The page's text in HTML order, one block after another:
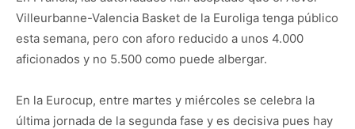
Villeurbanne-Valencia Basket de la Euroliga tenga público
esta semana, pero con aforo reducido a unos 4.000
aficionados y no 5.500 como puede albergar.
En la Eurocup, entre martes y miércoles se celebra la
última jornada de la segunda fase y es decisiva pues hay